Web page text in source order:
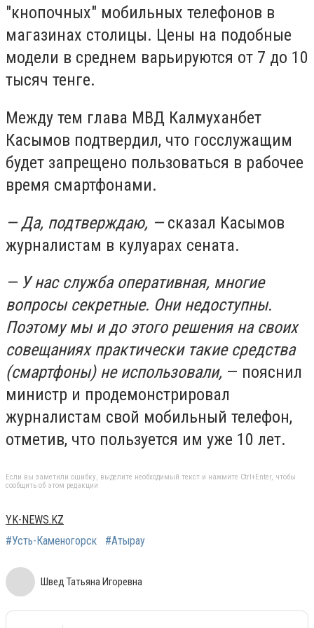
"кнопочных" мобильных телефонов в
магазинах столицы. Цены на подобные
модели в среднем варьируются от 7 до 10
тысяч тенге.
Между тем глава МВД Калмуханбет
Касымов подтвердил, что госслужащим
будет запрещено пользоваться в рабочее
время смартфонами.
— Да, подтверждаю, —сказал Касымов
журналистам в кулуарах сената.
— У нас служба оперативная, многие
вопросы секретные. Они недоступны.
Поэтому мы и до этого решения на своих
совещаниях практически такие средства
(смартфоны) не использовали, — пояснил
министр и продемонстрировал
журналистам свой мобильный телефон,
отметив, что пользуется им уже 10 лет.
Если вы заметили ошибку, выделите необходимый текст и нажмите Ctrl+Enter, чтобы
сообщить об этом редакции
YK-NEWS.KZ
#Усть-Каменогорск
#Атырау
Швед Татьяна Игоревна